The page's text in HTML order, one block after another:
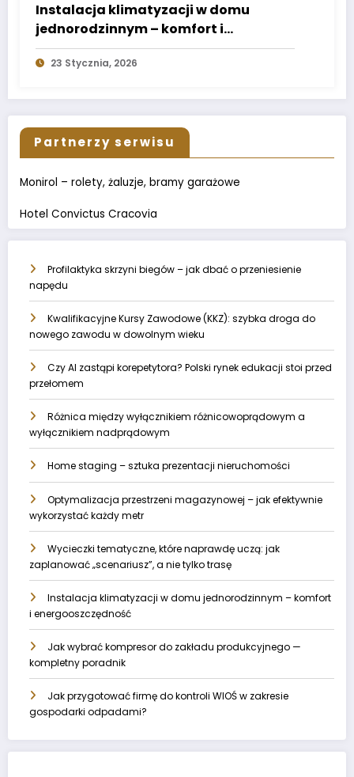
Instalacja klimatyzacji w domu
jednorodzinnym – komfort i
energooszczędność
23 Stycznia, 2026
Partnerzy serwisu
Monirol – rolety, żaluzje, bramy garażowe
Hotel Convictus Cracovia
Profilaktyka skrzyni biegów – jak dbać o przeniesienie
napędu
Kwalifikacyjne Kursy Zawodowe (KKZ): szybka droga do
nowego zawodu w dowolnym wieku
Czy AI zastąpi korepetytora? Polski rynek edukacji stoi przed
przełomem
Różnica między wyłącznikiem różnicowoprądowym a
wyłącznikiem nadprądowym
Home staging – sztuka prezentacji nieruchomości
Optymalizacja przestrzeni magazynowej – jak efektywnie
wykorzystać każdy metr
Wycieczki tematyczne, które naprawdę uczą: jak
zaplanować „scenariusz”, a nie tylko trasę
Instalacja klimatyzacji w domu jednorodzinnym – komfort
i energooszczędność
Jak wybrać kompresor do zakładu produkcyjnego —
kompletny poradnik
Jak przygotować firmę do kontroli WIOŚ w zakresie
gospodarki odpadami?